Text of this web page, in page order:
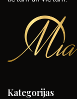
Kategorijas